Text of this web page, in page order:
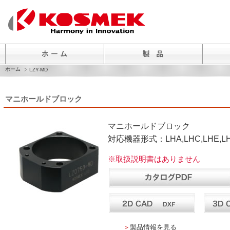
ホーム LZY-MD
マニホールドブロック
マニホールドブロック
対応機器形式：
※取扱説明書はありません
＞ 製品情報を見る